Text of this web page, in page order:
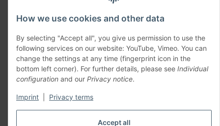
Accept all
How we use cookies and other data
By selecting "Accept all", you give us permission to use the
following services on our website: YouTube, Vimeo. You can
change the settings at any time (fingerprint icon in the
bottom left corner). For further details, please see Individual
configuration and our Privacy notice.
Imprint Privacy terms
Withdraw contract